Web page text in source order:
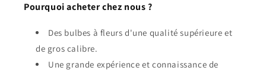
Pourquoi acheter chez nous ?
Des bulbes à fleurs d'une qualité supérieure et
de gros calibre.
Une grande expérience et connaissance de